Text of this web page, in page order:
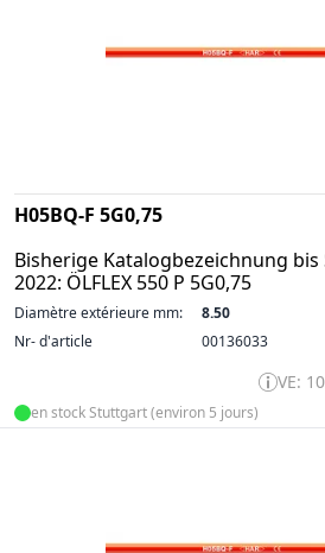
H05BQ-F 5G0,75
Bisherige Katalogbezeichnung
2022: ÖLFLEX 550 P 5G0,75
Diamètre extérieure mm:
8.50
Nr- d'article
00136033
VE:
en stock Stuttgart (environ 5 jours)